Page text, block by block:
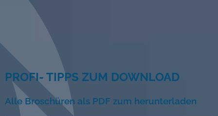
PROFI- TIPPS ZUM DOWNLOAD
Alle Broschüren als PDF zum herunterladen